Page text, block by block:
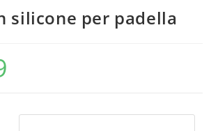
silicone per padella